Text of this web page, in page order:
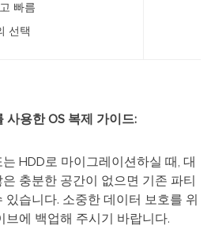
빠름
선택
사용한 OS 복제 가이드:
HDD로 마이그레이션하실 때, 대
충분한 공간이 없으면 기존 파티
있습니다. 소중한 데이터 보호를 위
브에 백업해 주시기 바랍니다.